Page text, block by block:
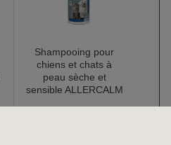
Shampooing pour
chiens et chats à
peau sèche et
sensible ALLERCALM